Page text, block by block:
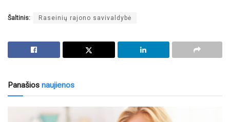
Šaltinis: Raseinių rajono savivaldybė
Panašios naujienos